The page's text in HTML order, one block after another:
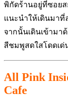
พิกัดร้านอยู่ที่ซอยส
แนะนำให้เดินมาที่
จากนั้นเดินเข้ามา
สีชมพูสดใสโดดเด่
All Pink
Cafe